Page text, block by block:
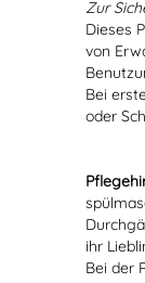
Zur
Dieses
von
Bei
oder
ihr
Bei der